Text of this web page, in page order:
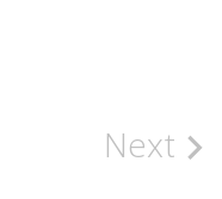
Next